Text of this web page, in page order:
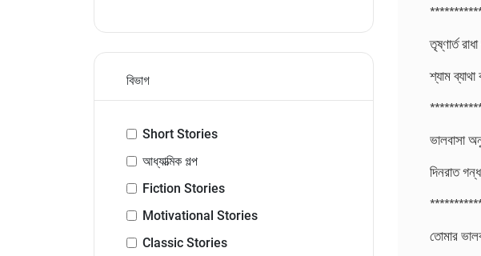
বিভাগ
Short Stories
আধ্যাত্মিক গল্প
Fiction Stories
Motivational Stories
Classic Stories
তৃষ্ণার্ত
শ্যাম
ভালবাসা
দিনরাত
তোমার